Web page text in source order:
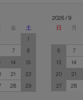
金
土
1
7
8
14
15
21
22
28
29
2026 / 9
日
月
6
7
13
14
20
21
27
28